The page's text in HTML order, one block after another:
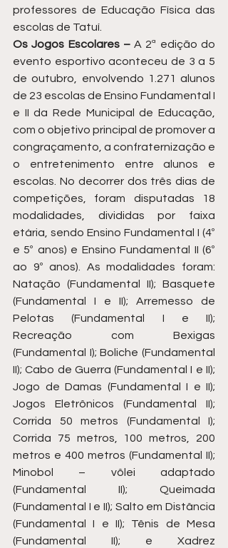
professores de Educação Física das
escolas de Tatuí.
Os Jogos Escolares – A 2ª edição do
evento esportivo aconteceu de 3 a 5
de outubro, envolvendo 1.271 alunos
de 23 escolas de Ensino Fundamental I
e II da Rede Municipal de Educação,
com o objetivo principal de promover a
congraçamento, a confraternização e
o entretenimento entre alunos e
escolas. No decorrer dos três dias de
competições, foram disputadas 18
modalidades, divididas por faixa
etária, sendo Ensino Fundamental I (4º
e 5º anos) e Ensino Fundamental II (6º
ao 9º anos). As modalidades foram:
Natação (Fundamental II); Basquete
(Fundamental I e II); Arremesso de
Pelotas (Fundamental I e II);
Recreação com Bexigas
(Fundamental I); Boliche (Fundamental
II); Cabo de Guerra (Fundamental I e II);
Jogo de Damas (Fundamental I e II);
Jogos Eletrônicos (Fundamental II);
Corrida 50 metros (Fundamental I);
Corrida 75 metros, 100 metros, 200
metros e 400 metros (Fundamental II);
Minobol – vôlei adaptado
(Fundamental II); Queimada
(Fundamental I e II); Salto em Distância
(Fundamental I e II); Tênis de Mesa
(Fundamental II); e Xadrez